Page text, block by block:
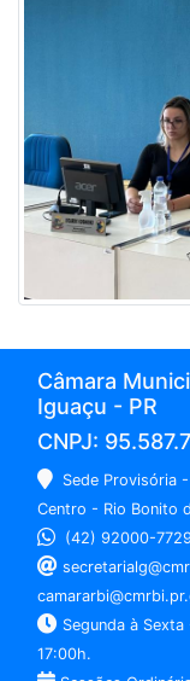
Câmara
Iguaçu - PR
CNPJ:
Sede Provisória
Centro - Rio Bonito
(42) 92000-
Segunda à
17:00h.